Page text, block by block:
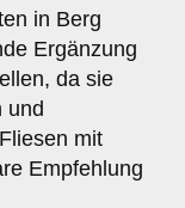
in Berg
Ergänzung
da sie
und
mit
Empfehlung